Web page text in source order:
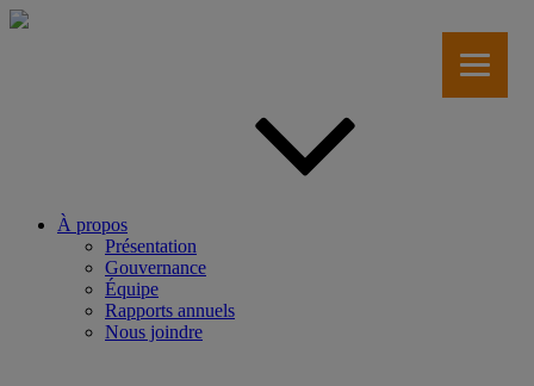
Aller
À propos
Présentation
Gouvernance
Équipe
Rapports annuels
Nous joindre